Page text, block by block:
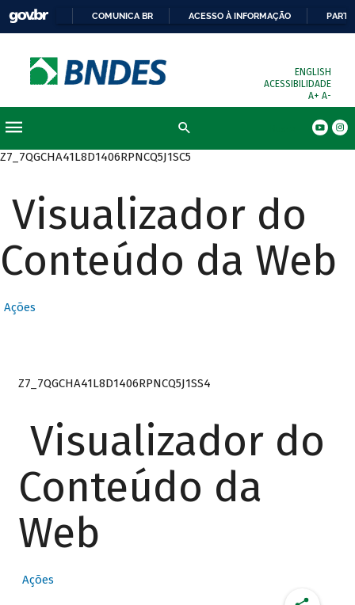
COMUNICA BR ACESSO À INFORMAÇÃO
ENGLISH
ACESSIBILIDADE
A+ A-
Z7_7QGCHA41L8D1406RPNCQ5J1SC5
Visualizador do
Conteúdo da Web
Ações
Z7_7QGCHA41L8D1406RPNCQ5J1SS4
Visualizador do
Conteúdo da
Web
Ações